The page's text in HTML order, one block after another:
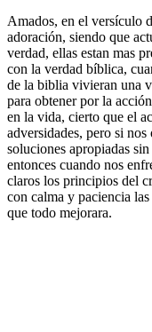
Amados, en el versículo
adoración, siendo que
verdad, ellas estan mas
con la verdad bíblica,
de la biblia vivieran una
para obtener por la
en la vida, cierto que el
adversidades, pero si
soluciones apropiadas
entonces cuando nos
claros los principios del
con calma y paciencia
que todo mejorara.